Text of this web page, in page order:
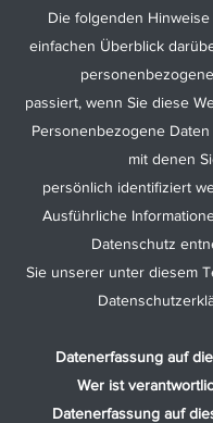
Die folgenden
einfachen Überblick
passiert, wenn Sie diese
Personenbezogene
mit denen
persönlich identifiziert
Ausführliche
Datenschutz
Sie unserer unter diesem
Datenerfassung auf
Wer ist
Datenerfassung auf